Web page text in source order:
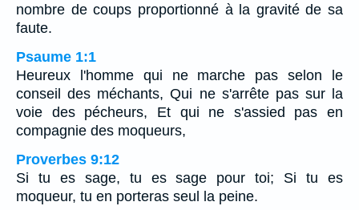
nombre de coups proportionné à la gravité de sa
faute.
Psaume 1:1
Heureux l'homme qui ne marche pas selon le
conseil des méchants, Qui ne s'arrête pas sur la
voie des pécheurs, Et qui ne s'assied pas en
compagnie des moqueurs,
Proverbes 9:12
Si tu es sage, tu es sage pour toi; Si tu es
moqueur, tu en porteras seul la peine.